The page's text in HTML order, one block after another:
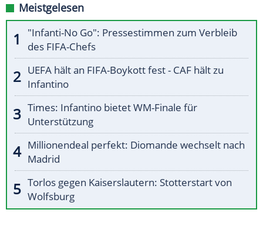
Meistgelesen
"Infanti-No Go": Pressestimmen zum Verbleib
des FIFA-Chefs
UEFA hält an FIFA-Boykott fest - CAF hält zu
Infantino
Times: Infantino bietet WM-Finale für
Unterstützung
Millionendeal perfekt: Diomande wechselt nach
Madrid
Torlos gegen Kaiserslautern: Stotterstart von
Wolfsburg